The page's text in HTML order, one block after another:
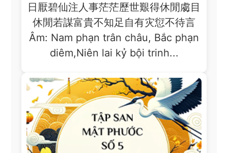
日厭碧仙注人事茫茫歷世艱得休閒䖏目
休閒若謀富貴不知足自有灾愆不待言
Âm: Nam phạn trân châu, Bắc phạn
diêm,Niên lai kỷ bội trinh...